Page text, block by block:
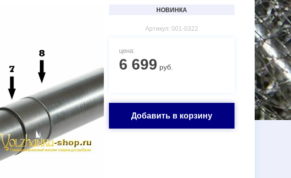
НОВИНКА
Артикул: 001-0322
цена:
6 699 руб.
Добавить в корзину